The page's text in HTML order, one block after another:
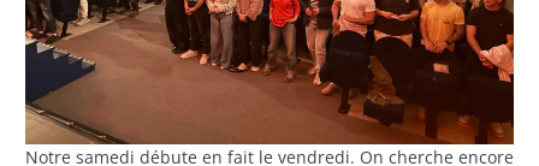
Notre samedi débute en fait le vendredi. On cherche encore